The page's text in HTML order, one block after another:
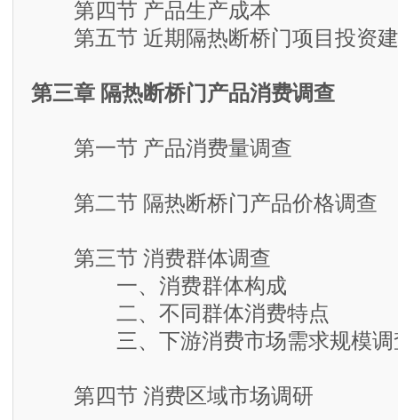
第四节 产品生产成本
第五节 近期隔热断桥门项目投资
第三章 隔热断桥门产品消费调查
第一节 产品消费量调查
第二节 隔热断桥门产品价格调查
第三节 消费群体调查
一、消费群体构成
二、不同群体消费特点
三、下游消费市场需求规模调
第四节 消费区域市场调研